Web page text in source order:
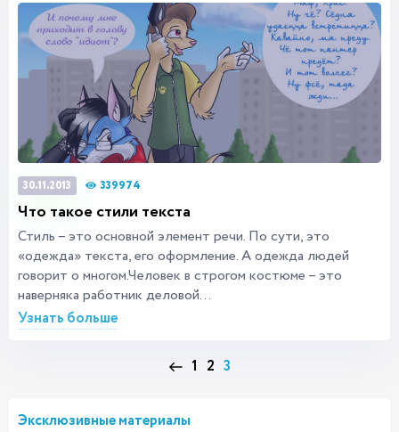
30.11.2013 339974
Что такое стили текста
Стиль – это основной элемент речи. По сути, это
«одежда» текста, его оформление. А одежда людей
говорит о многом.Человек в строгом костюме – это
наверняка работник деловой...
Узнать больше
1 2 3
Эксклюзивные материалы